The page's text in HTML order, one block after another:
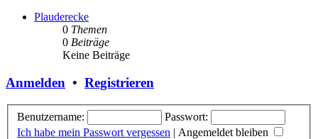
Plauderecke
0 Themen
0 Beiträge
Keine Beiträge
Anmelden • Registrieren
Benutzername:
Passwort:
Ich habe mein Passwort vergessen | Angemeldet bleiben